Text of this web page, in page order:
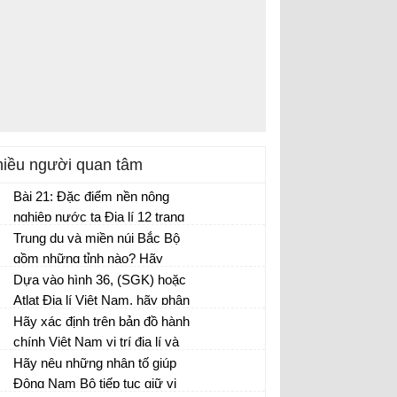
người quan tâm
Bài 21: Đặc điểm nền nông
nghiệp nước ta Địa lí 12 trang
88
Trung du và miền núi Bắc Bộ
gồm những tỉnh nào? Hãy
phân tích thế mạnh về tự
nhiên và hiện trạng phát triển
thủy điện của vùng này?
Dựa vào hình 36, (SGK) hoặc
Atlat Địa lí Việt Nam, hãy phân
tích các nguồn tài nguyên để
phát triển công nghiệp, hiện
trạng phát triển và phân bố
công nghiệp trong vùng?
Hãy xác định trên bản đồ hành
chính Việt Nam vị trí địa lí và
phạm vi lãnh thổ của vùng
Đông Nam Bộ. Nêu bật những
Hãy nêu những nhân tố giúp
Đông Nam Bộ tiếp tục giữ vị